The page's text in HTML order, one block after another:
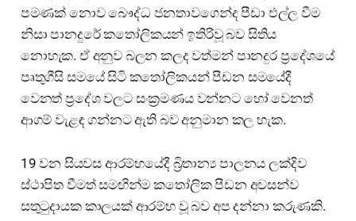
පමණක් නොව බෞද්ධ ජනතාවගෙන්ද පීඩා එල්ල වීම
නිසා පානදුරේ කතෝලිකයන් ඉතිරිවූ බව සිතිය
නොහැක. ඒ අනුව බලන කලද වත්මන් පානදුර ප්‍රදේශයේ
පෘතුගීසි සමයේ සිටි කතෝලිකයන් පීඩන සමයේදී
වෙනත් ප්‍රදේශ වලට සංක්‍රමණය වන්නට හෝ වෙනත්
ආගම් වැළඳ ගන්නට ඇති බව අනුමාන කල හැක.
19 වන සියවස ආරම්භයේදී බ්‍රිතාන්‍ය පාලනය ලක්දිව
ස්ථාපිත වීමත් සමඟින්ම කතෝලික පීඩන අවසන්ව
සතුටුදායක කාලයක් ආරම්භ වූ බව අප දන්නා කරුණකි.